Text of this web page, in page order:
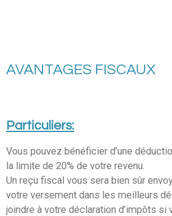
AVANTAGES FISCAUX
Particuliers:
Vous pouvez bénéficier d’une
la limite de 20% de votre revenu.
Un reçu fiscal vous sera bien sûr
votre versement dans les meilleurs
joindre à votre déclaration d’impôts si